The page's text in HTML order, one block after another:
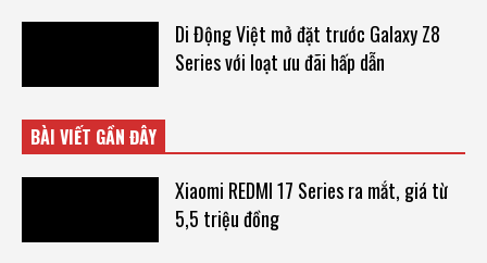
Di Động Việt mở đặt trước Galaxy Z8
Series với loạt ưu đãi hấp dẫn
BÀI VIẾT GẦN ĐÂY
Xiaomi REDMI 17 Series ra mắt, giá từ
5,5 triệu đồng